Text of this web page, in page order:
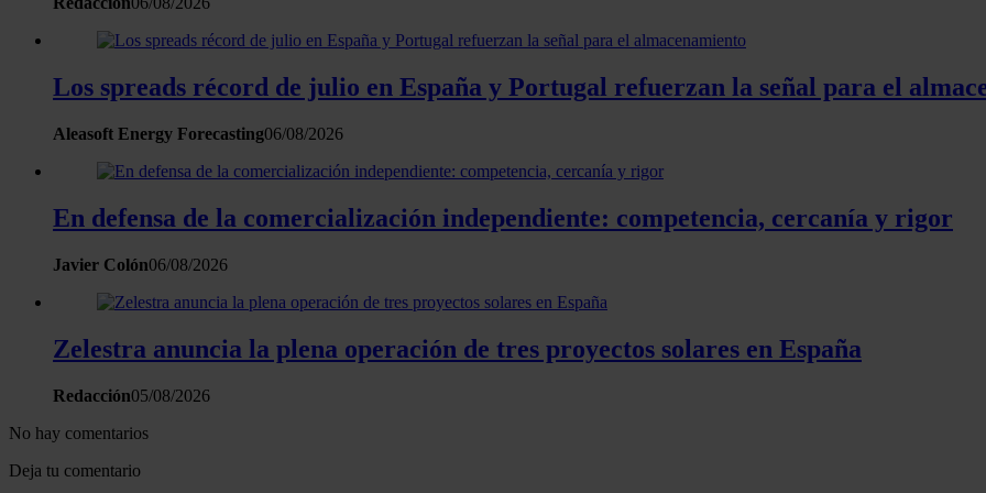
Los spreads récord de julio en España y Portugal refuerzan la señal para el
Aleasoft Energy Forecasting06/08/2026
En defensa de la comercialización independiente: competencia, cercanía y rigor
Javier Colón06/08/2026
Zelestra anuncia la plena operación de tres proyectos solares en España
Redacción05/08/2026
No hay comentarios
Deja tu comentario